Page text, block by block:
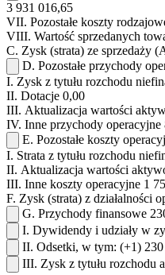
3 931 016,65
VII. Pozostałe koszty
VIII. Wartość sprzedanych
C. Zysk (strata) ze sprzedaży
D. Pozostałe przychody
I. Zysk z tytułu rozchodu
II. Dotacje 0,00
III. Aktualizacja wartości
IV. Inne przychody operacyjne
E. Pozostałe koszty
I. Strata z tytułu rozchodu
II. Aktualizacja wartości
III. Inne koszty operacyjne 1
F. Zysk (strata) z działalności
G. Przychody finansowe
I. Dywidendy i udziały w
II. Odsetki, w tym: (+1)
III. Zysk z tytułu rozchodu